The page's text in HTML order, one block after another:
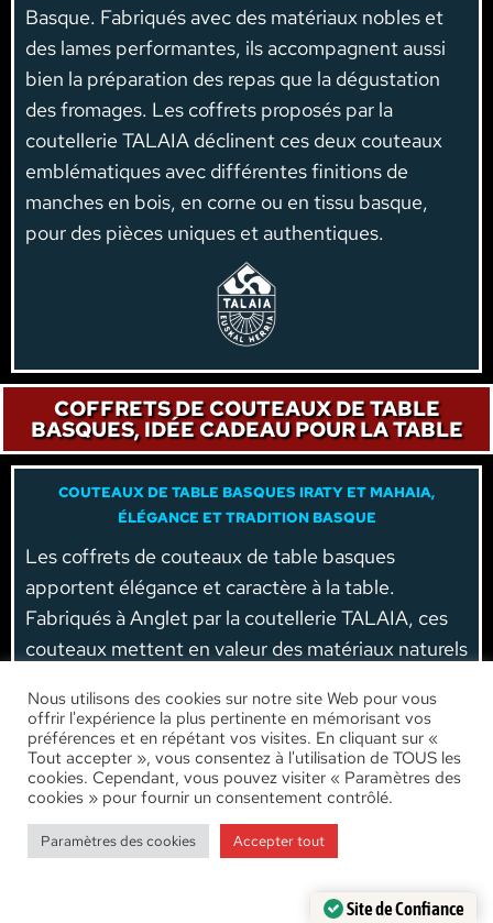
Basque. Fabriqués avec des matériaux nobles et
des lames performantes, ils accompagnent aussi
bien la préparation des repas que la dégustation
des fromages. Les coffrets proposés par la
coutellerie TALAIA déclinent ces deux couteaux
emblématiques avec différentes finitions de
manches en bois, en corne ou en tissu basque,
pour des pièces uniques et authentiques.
COFFRETS DE COUTEAUX DE TABLE
BASQUES, IDÉE CADEAU POUR LA TABLE
COUTEAUX DE TABLE BASQUES IRATY ET MAHAIA,
ÉLÉGANCE ET TRADITION BASQUE
Les coffrets de couteaux de table basques
apportent élégance et caractère à la table.
Fabriqués à Anglet par la coutellerie TALAIA, ces
couteaux mettent en valeur des matériaux naturels
accompagnent aussi bien les repas du quotidien
que les grandes occasions et constituent une idée
cadeau idéale pour les amateurs de gastronomie et
de belles tables.
Nous utilisons des cookies sur notre site Web pour vous
offrir l'expérience la plus pertinente en mémorisant vos
préférences et en répétant vos visites. En cliquant sur «
Tout accepter », vous consentez à l'utilisation de TOUS les
cookies. Cependant, vous pouvez visiter « Paramètres des
cookies » pour fournir un consentement contrôlé.
Paramètres des cookies Accepter tout
Site de Confiance